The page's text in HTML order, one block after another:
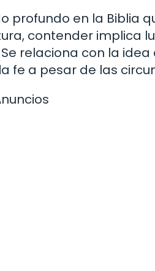
profundo en la Biblia
contender implica
relaciona con la
fe a pesar de las